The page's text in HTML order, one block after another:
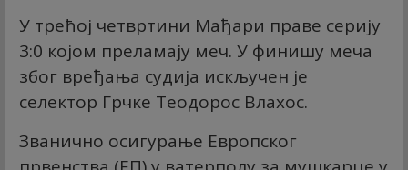
У трећој четвртини Мађари праве серију
3:0 којом преламају меч. У финишу меча
због вређања судија искључен је
селектор Грчке Теодорос Влахос.
Званично осигурање Европског